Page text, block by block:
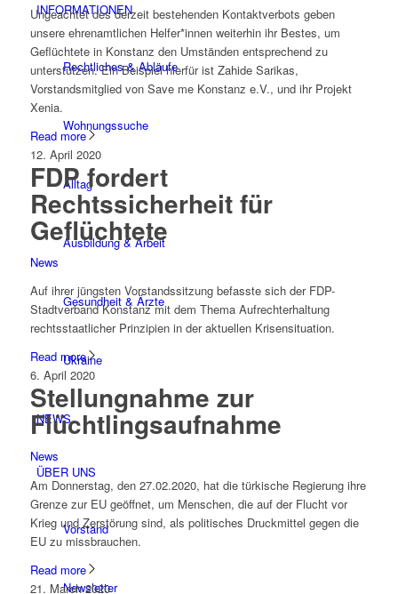
INFORMATIONEN
Rechtliches & Abläufe
Wohnungssuche
Alltag
Ausbildung & Arbeit
Gesundheit & Ärzte
Ukraine
NEWS
ÜBER UNS
Vorstand
Newsletter
Ungeachtet des derzeit bestehenden Kontaktverbots geben
unsere ehrenamtlichen Helfer*innen weiterhin ihr Bestes, um
Geflüchtete in Konstanz den Umständen entsprechend zu
unterstützen. Ein Beispiel hierfür ist Zahide Sarikas,
Vorstandsmitglied von Save me Konstanz e.V., und ihr Projekt
Xenia.
Read more
12. April 2020
FDP fordert
Rechtssicherheit für
Geflüchtete
News
Auf ihrer jüngsten Vorstandssitzung befasste sich der FDP-
Stadtverband Konstanz mit dem Thema Aufrechterhaltung
rechtsstaatlicher Prinzipien in der aktuellen Krisensituation.
Read more
6. April 2020
Stellungnahme zur
Flüchtlingsaufnahme
News
Am Donnerstag, den 27.02.2020, hat die türkische Regierung ihre
Grenze zur EU geöffnet, um Menschen, die auf der Flucht vor
Krieg und Zerstörung sind, als politisches Druckmittel gegen die
EU zu missbrauchen.
Read more
21. March 2020